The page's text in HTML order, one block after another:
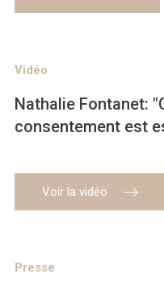
Vidéo
Nathalie Fontanet:
consentement est
Voir la vidéo
Presse